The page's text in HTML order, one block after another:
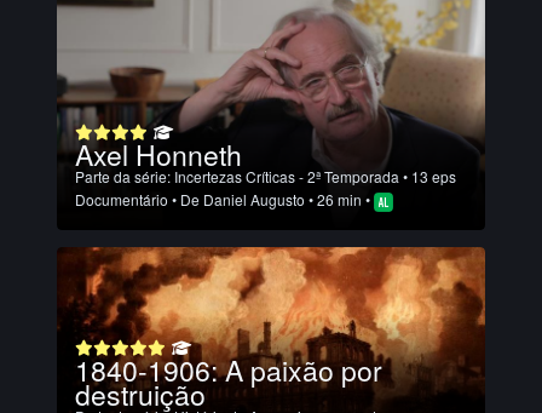
Axel Honneth
Parte da série: Incertezas Críticas - 2ª Temporada • 13 eps
Documentário • De Daniel Augusto • 26 min •
1840-1906: A paixão por
destruição